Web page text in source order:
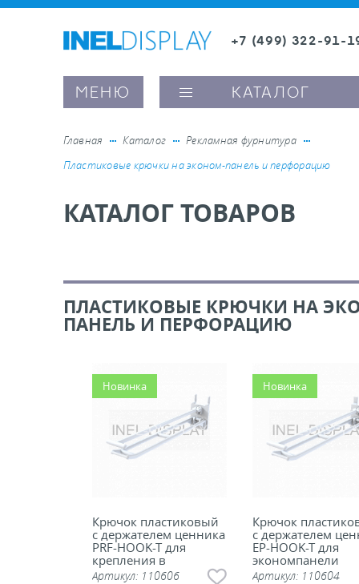
+7 (499) 322-91-
МЕНЮ КАТАЛОГ
вывесок и шелфтокеры
оборудование, комплектующие
рамки и аксессуары
покупателей
Главная Каталог
Рекламная фурнитура
Пластиковые крючки на эконом-панель и перфорацию
КАТАЛОГ ТОВАРОВ
ПЛАСТИКОВЫЕ КРЮЧКИ НА
ПАНЕЛЬ И ПЕРФОРАЦИЮ
Новинка
Крючок пластиковый
с держателем ценника
PRF-HOOK-T для
крепления в
перфорацию
Артикул: 110606
Новинка
Крючок
с держателем
EP-HOOK-T для
экономпанели
Артикул: 110604